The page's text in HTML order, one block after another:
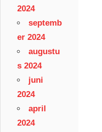
2024
septemb
er 2024
augustu
s 2024
juni
2024
april
2024